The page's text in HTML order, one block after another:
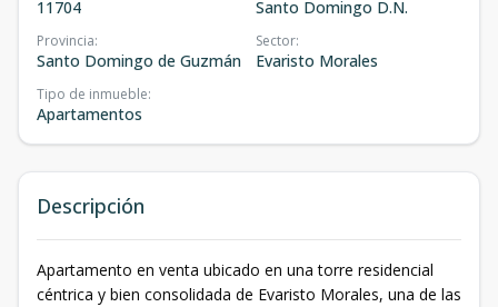
11704 Santo Domingo D.N.
Provincia:
Santo Domingo de Guzmán
Sector:
Evaristo Morales
Tipo de inmueble:
Apartamentos
Descripción
Apartamento en venta ubicado en una torre residencial
céntrica y bien consolidada de Evaristo Morales, una de las